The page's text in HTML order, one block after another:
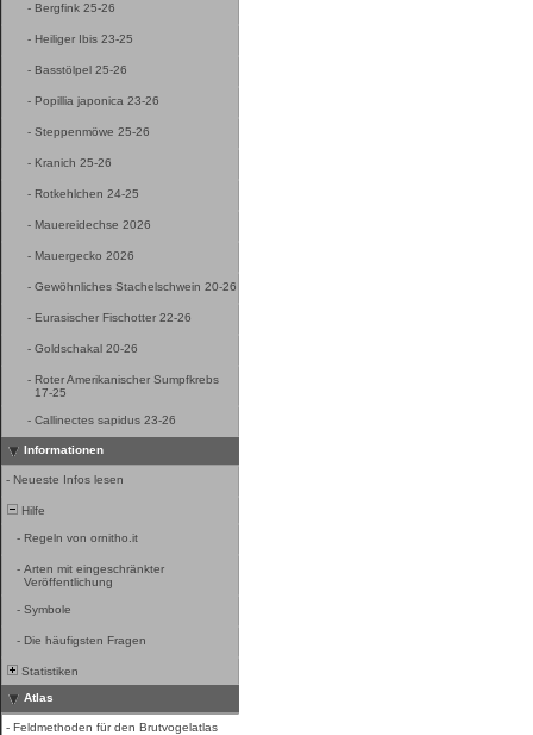
- Bergfink 25-26
- Heiliger Ibis 23-25
- Basstölpel 25-26
- Popillia japonica 23-26
- Steppenmöwe 25-26
- Kranich 25-26
- Rotkehlchen 24-25
- Mauereidechse 2026
- Mauergecko 2026
- Gewöhnliches Stachelschwein 20-26
- Eurasischer Fischotter 22-26
- Goldschakal 20-26
- Roter Amerikanischer Sumpfkrebs
17-25
- Callinectes sapidus 23-26
Informationen
- Neueste Infos lesen
Hilfe
- Regeln von ornitho.it
- Arten mit eingeschränkter
Veröffentlichung
- Symbole
- Die häufigsten Fragen
Statistiken
Atlas
- Feldmethoden für den Brutvogelatlas